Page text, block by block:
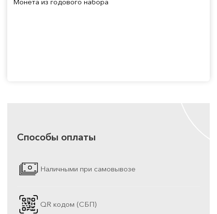
Способы оплаты
Наличными при самовывозе
QR кодом (СБП)